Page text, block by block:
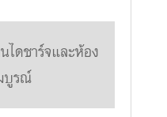
ไดชาร์จและห้อง
บูรณ์